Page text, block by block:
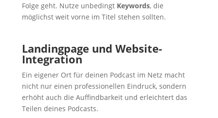
Folge geht. Nutze unbedingt Keywords, die
möglichst weit vorne im Titel stehen sollten.
Landingpage und Website-
Integration
Ein eigener Ort für deinen Podcast im Netz macht
nicht nur einen professionellen Eindruck, sondern
erhöht auch die Auffindbarkeit und erleichtert das
Teilen deines Podcasts.